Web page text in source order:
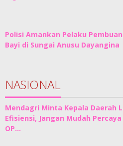
Polisi Amankan Pelaku
Bayi di Sungai Anusu Dayangina
NASIONAL
Mendagri Minta Kepala Daerah
Efisiensi, Jangan Mudah
OP…